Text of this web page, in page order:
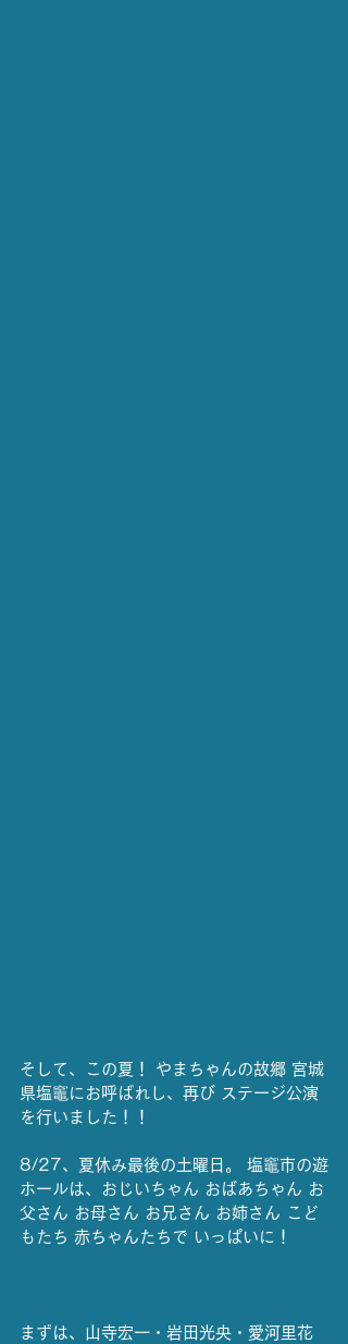
そして、この夏！ やまちゃんの故郷 宮城
県塩竈にお呼ばれし、再び ステージ公演
を行いました！！
8/27、夏休み最後の土曜日。 塩竈市の遊
ホールは、おじいちゃん おばあちゃん お
父さん お母さん お兄さん お姉さん こど
もたち 赤ちゃんたちで いっぱいに！
まずは、山寺宏一・岩田光央・愛河里花